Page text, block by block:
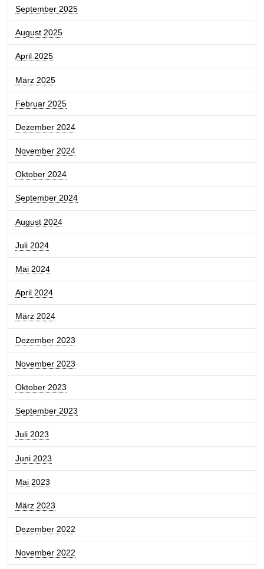
September 2025
August 2025
April 2025
März 2025
Februar 2025
Dezember 2024
November 2024
Oktober 2024
September 2024
August 2024
Juli 2024
Mai 2024
April 2024
März 2024
Dezember 2023
November 2023
Oktober 2023
September 2023
Juli 2023
Juni 2023
Mai 2023
März 2023
Dezember 2022
November 2022